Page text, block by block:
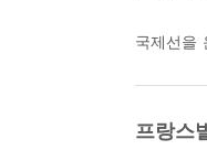
국제선
프랑스